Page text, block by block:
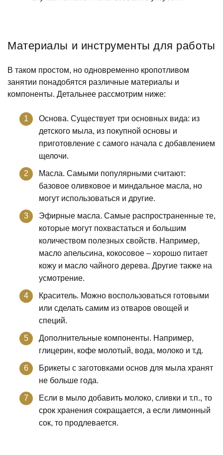
Материалы и инструменты для работы
В таком простом, но одновременно кропотливом
занятии понадобятся различные материалы и
компоненты. Детальнее рассмотрим ниже:
Основа. Существует три основных вида: из
детского мыла, из покупной основы и
приготовление с самого начала с добавлением
щелочи.
Масла. Самыми популярными считают:
базовое оливковое и миндальное масла, но
могут использоваться и другие.
Эфирные масла. Самые распространенные те,
которые могут похвастаться и большим
количеством полезных свойств. Например,
масло апельсина, кокосовое – хорошо питает
кожу и масло чайного дерева. Другие также на
усмотрение.
Краситель. Можно воспользоваться готовыми
или сделать самим из отваров овощей и
специй.
Дополнительные компоненты. Например,
глицерин, кофе молотый, вода, молоко и т.д.
Брикеты с заготовками основ для мыла хранят
не больше года.
Если в мыло добавить молоко, сливки и т.п., то
срок хранения сокращается, а если лимонный
сок, то продлевается.